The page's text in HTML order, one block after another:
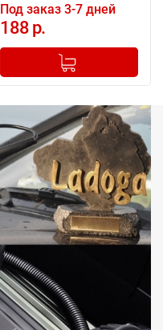
Под заказ 3-7 дней
188 р.
+
Добавлено в корзину